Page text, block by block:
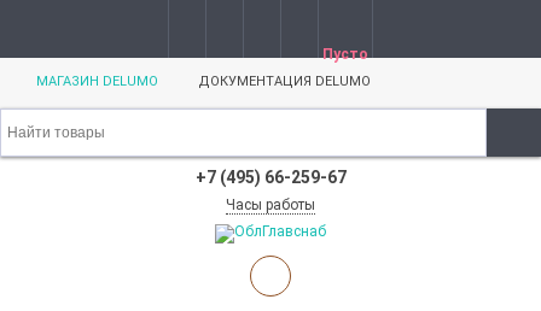
Пусто
МАГАЗИН DELUMO ДОКУМЕНТАЦИЯ DELUMO
+7 (495) 66-259-67
Часы работы